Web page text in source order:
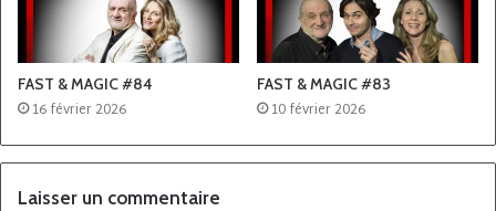
FAST & MAGIC #84
16 février 2026
FAST & MAGIC #83
10 février 2026
Laisser un commentaire